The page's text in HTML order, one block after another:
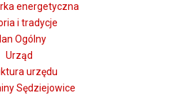
energetyczna
i tradycje
Ogólny
Urząd
urzędu
Sędziejowice